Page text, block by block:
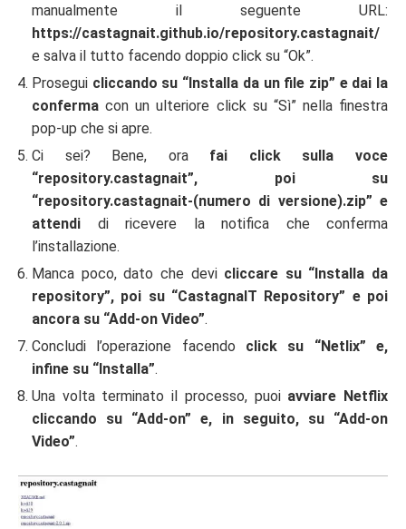
manualmente il seguente URL:
https://castagnait.github.io/repository.castagnait/
e salva il tutto facendo doppio click su “Ok”.
Prosegui cliccando su “Installa da un file zip” e dai la
conferma con un ulteriore click su “Sì” nella finestra
pop-up che si apre.
Ci sei? Bene, ora fai click sulla voce
“repository.castagnait”, poi su
“repository.castagnait-(numero di versione).zip” e
attendi di ricevere la notifica che conferma
l’installazione.
Manca poco, dato che devi cliccare su “Installa da
repository”, poi su “CastagnaIT Repository” e poi
ancora su “Add-on Video”.
Concludi l’operazione facendo click su “Netlix” e,
infine su “Installa”.
Una volta terminato il processo, puoi avviare Netflix
cliccando su “Add-on” e, in seguito, su “Add-on
Video”.